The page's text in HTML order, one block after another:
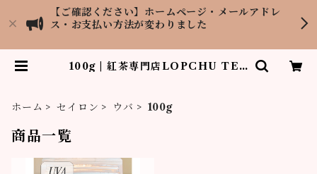
【ご確認ください】ホームページ・メールアドレ
ス・お支払い方法が変わりました
100g | 紅茶専門店LOPCHU TEA
ホーム セイロン ウバ 100g
商品一覧